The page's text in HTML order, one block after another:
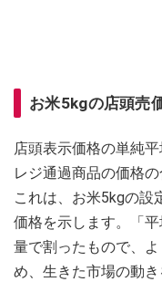
お米5kgの店頭売
店頭表示価格の単純
レジ通過商品の価格
これは、お米5kgの設
価格を示します。「
量で割ったもので、
め、生きた市場の動